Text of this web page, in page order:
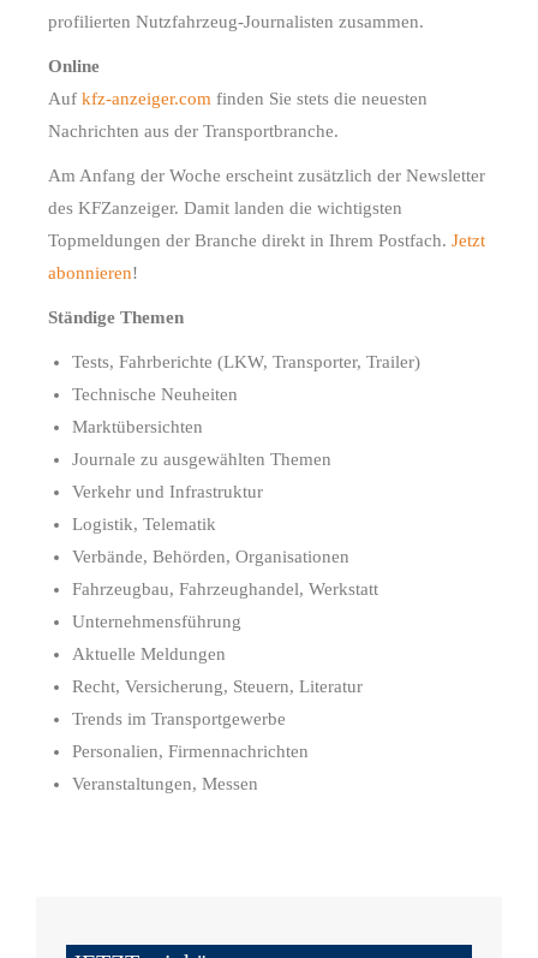
profilierten Nutzfahrzeug-Journalisten zusammen.
Online
Auf kfz-anzeiger.com finden Sie stets die neuesten
Nachrichten aus der Transportbranche.
Am Anfang der Woche erscheint zusätzlich der Newsletter
des KFZanzeiger. Damit landen die wichtigsten
Topmeldungen der Branche direkt in Ihrem Postfach. Jetzt
abonnieren!
Ständige Themen
Tests, Fahrberichte (LKW, Transporter, Trailer)
Technische Neuheiten
Marktübersichten
Journale zu ausgewählten Themen
Verkehr und Infrastruktur
Logistik, Telematik
Verbände, Behörden, Organisationen
Fahrzeugbau, Fahrzeughandel, Werkstatt
Unternehmensführung
Aktuelle Meldungen
Recht, Versicherung, Steuern, Literatur
Trends im Transportgewerbe
Personalien, Firmennachrichten
Veranstaltungen, Messen